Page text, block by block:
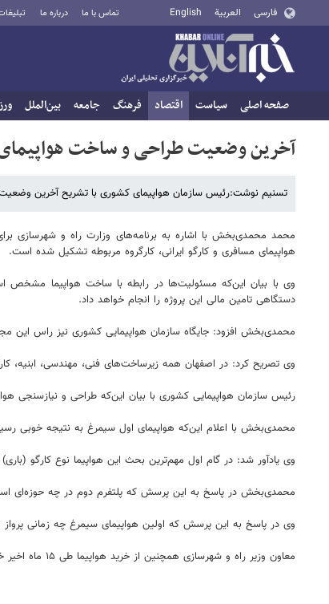
فارسی العربية English تماس با ما درباره ما
صفحه اصلی سیاست اقتصاد فرهنگ جامعه بین‌الملل
آخرین وضعیت طراحی و ساخت هواپیمای
تسنیم نوشت:رئیس سازمان هواپیمای کشوری با تشریح آخرین
محمد محمدی‌بخش با اشاره به برنامه‌های وزارت راه و شهرسازی
هواپیمای مسافری و کارگو ایرانی، کارگروه مربوطه تشکیل شده است.
وی با بیان این‌که مسئولیت‌ها در رابطه با ساخت هواپیما مشخص
دستگاهی تامین مالی این پروژه را انجام خواهد داد.
محمدی‌بخش افزود: جایگاه سازمان هواپیمایی کشوری نیز راس این
وی تصریح کرد: در اصفهان همه زیرساخت‌های فنی، مهندسی، ابنیه،
رئیس سازمان هواپیمایی کشوری با بیان این‌که طراحی و نیازسنجی هواپیمای ایرانی نیز
محمدی‌بخش با اعلام این‌که هواپیمای اول سیمرغ به نتیجه خوبی رسیده است، اضافه کرد: هواپیمای
وی یادآور شد: در گام اول مهم‌ترین بحث این هواپیما نوع کارگو
محمدی‌بخش در پاسخ به این پرسش که پلتفرم دوم در چه حوزه‌ای
وی در پاسخ به این پرسش که اولین هواپیمای سیمرغ چه زمانی پرواز
معاون وزیر راه و شهرسازی همچنین از خرید هواپیما طی ۱۵ ماه اخیر خبر داد و در پاسخ به تعداد این هواپیماها گفت: بنا نداریم تعداد را اعلام کنیم اما تعداد بسیار بسیار زیادی انواع هواپیما و هلی‌کوپتر وارد کشور شده است.